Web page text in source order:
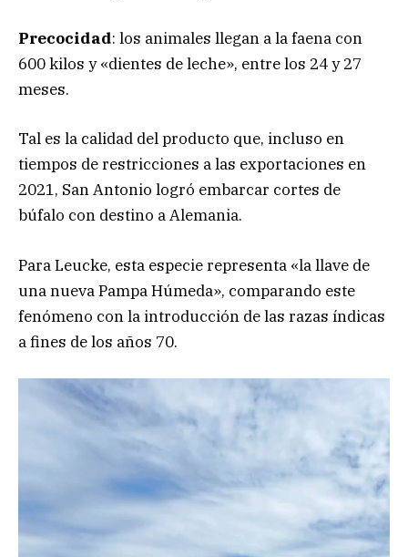
Precocidad: los animales llegan a la faena con
600 kilos y «dientes de leche», entre los 24 y 27
meses.
Tal es la calidad del producto que, incluso en
tiempos de restricciones a las exportaciones en
2021, San Antonio logró embarcar cortes de
búfalo con destino a Alemania.
Para Leucke, esta especie representa «la llave de
una nueva Pampa Húmeda», comparando este
fenómeno con la introducción de las razas índicas
a fines de los años 70.